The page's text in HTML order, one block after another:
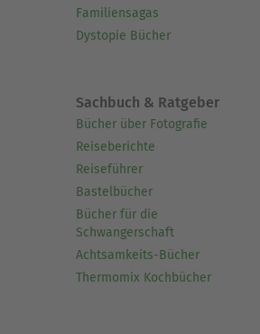
Familiensagas
Dystopie Bücher
Sachbuch & Ratgeber
Bücher über Fotografie
Reiseberichte
Reiseführer
Bastelbücher
Bücher für die
Schwangerschaft
Achtsamkeits-Bücher
Thermomix Kochbücher